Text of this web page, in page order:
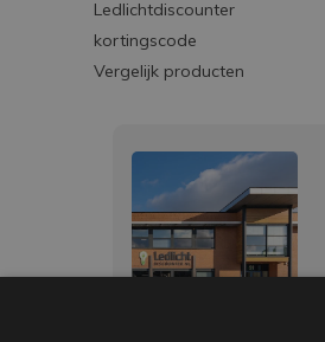
Ledlichtdiscounter
kortingscode
Vergelijk producten